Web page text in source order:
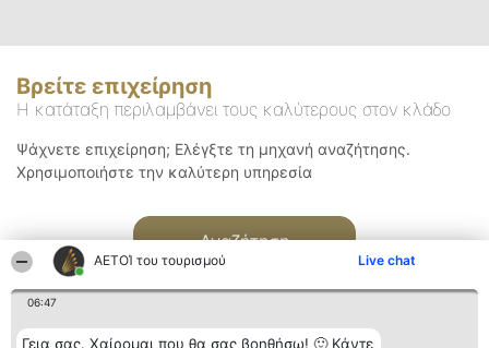
ΑΕΤΟΊ του τουρισμού Live chat
06:47
Γεια σας. Χαίρομαι που θα σας βοηθήσω! 🙂 Κάντε
Βρείτε επιχείρηση
Η κατάταξη περιλαμβάνει τους καλύτερους στον κλάδο
Ψάχνετε επιχείρηση; Ελέγξτε τη μηχανή αναζήτησης.
Χρησιμοποιήστε την καλύτερη υπηρεσία
Αναζήτηση